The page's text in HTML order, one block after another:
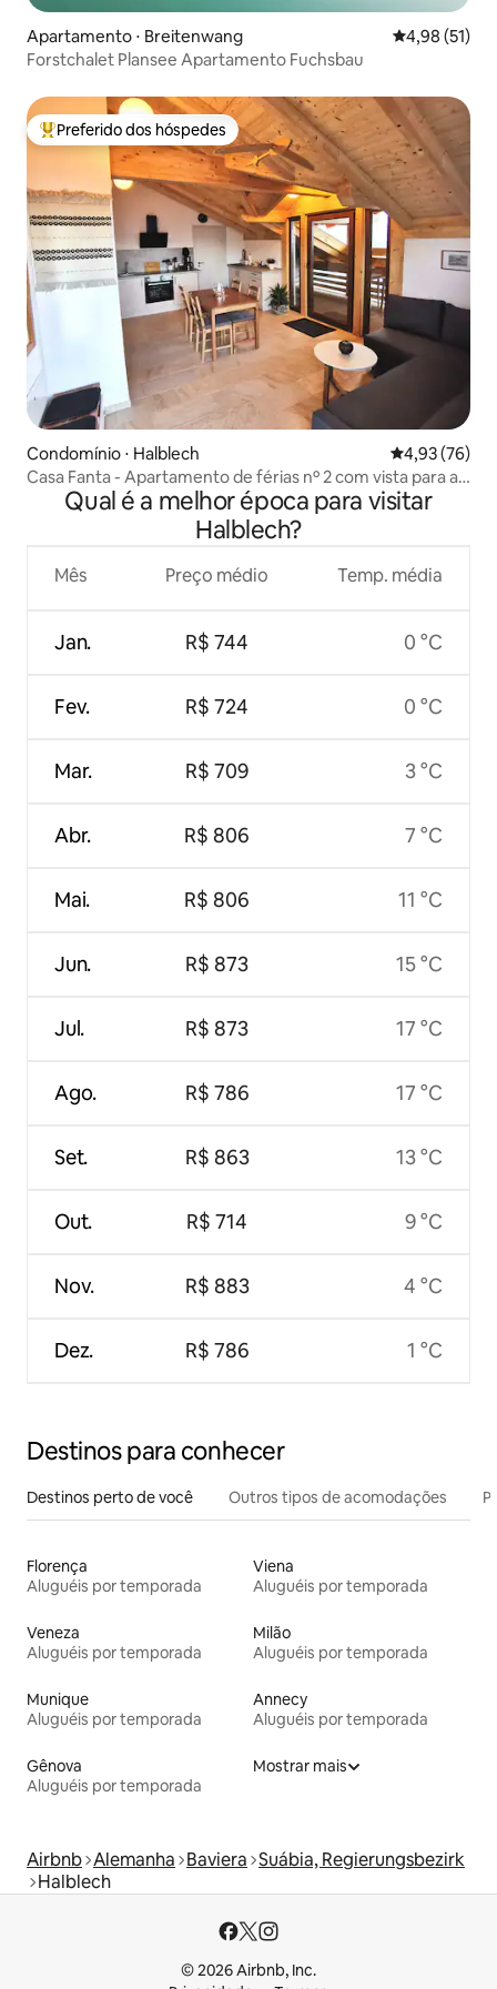
Apartamento ⋅ Breitenwang 4,98 de uma
4,98 (51)
Forstchalet Plansee Apartamento Fuchsbau
Entre os melhores preferidos dos hóspedes
Preferido dos hóspedes
Condomínio ⋅ Halblech 4,93 de uma
4,93 (76)
Casa Fanta - Apartamento de férias nº 2 com vista para as
montanhas no primeiro andar
Qual é a melhor época para visitar
Halblech?
Mês
Jan.
Fev.
Mar.
Abr.
Mai.
Jun.
Jul.
Ago.
Set.
Out.
Nov.
Dez.
Preço médio
R$ 744
R$ 724
R$ 709
R$ 806
R$ 806
R$ 873
R$ 873
R$ 786
R$ 863
R$ 714
R$ 883
R$ 786
Temp. média
0 °C
0 °C
3 °C
7 °C
11 °C
15 °C
17 °C
17 °C
13 °C
9 °C
4 °C
1 °C
Destinos para conhecer
Destinos perto de você Outros tipos de acomodações
Florença
Aluguéis por temporada
Viena
Aluguéis por temporada
Veneza
Aluguéis por temporada
Milão
Aluguéis por temporada
Munique
Aluguéis por temporada
Annecy
Aluguéis por temporada
Gênova
Aluguéis por temporada
Mostrar mais
Airbnb Alemanha Baviera Suábia, Regierungsbezirk
Halblech
© 2026 Airbnb, Inc.